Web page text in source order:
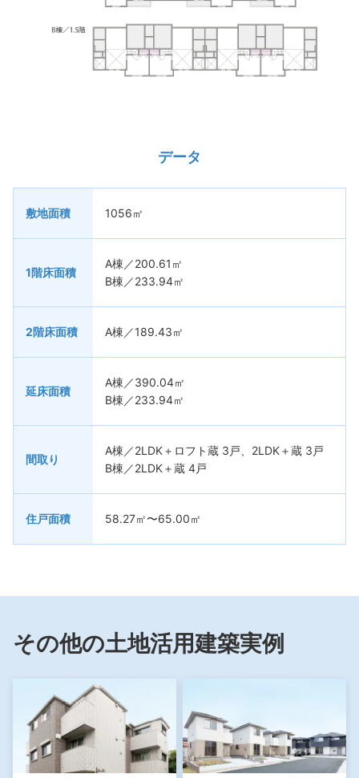
データ
敷地面積 1056㎡
1階床面積
A棟／200.61㎡
B棟／233.94㎡
2階床面積 A棟／189.43㎡
延床面積
A棟／390.04㎡
B棟／233.94㎡
間取り
A棟／2LDK＋ロフト蔵 3戸、2LDK＋蔵 3戸
B棟／2LDK＋蔵 4戸
住戸面積 58.27㎡〜65.00㎡
その他の土地活用建築実例